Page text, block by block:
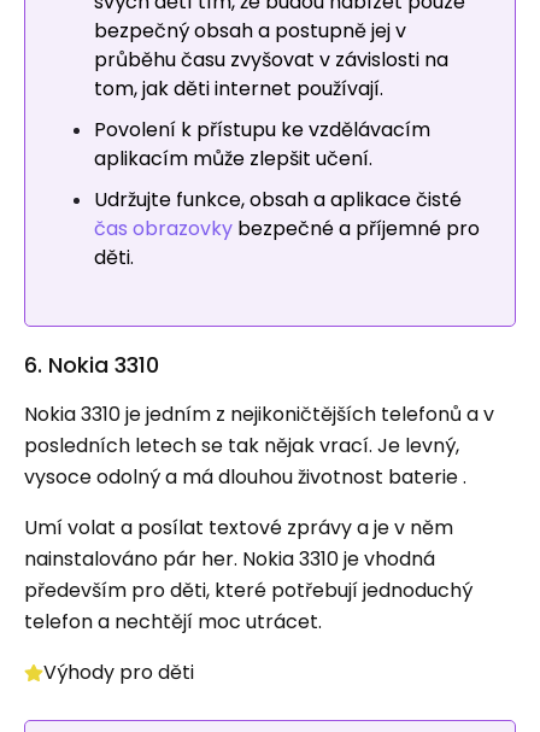
bezpečný obsah a postupně jej v
průběhu času zvyšovat v závislosti na
tom, jak děti internet používají.
Povolení k přístupu ke vzdělávacím
aplikacím může zlepšit učení.
Udržujte funkce, obsah a aplikace čisté
čas obrazovky bezpečné a příjemné pro
děti.
6. Nokia 3310
Nokia 3310 je jedním z nejikoničtějších telefonů a v
posledních letech se tak nějak vrací. Je levný,
vysoce odolný a má dlouhou životnost baterie .
Umí volat a posílat textové zprávy a je v něm
nainstalováno pár her. Nokia 3310 je vhodná
především pro děti, které potřebují jednoduchý
telefon a nechtějí moc utrácet.
Výhody pro děti